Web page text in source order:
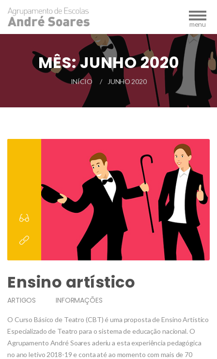
MÊS:JUNHO 2020
INÍCIO JUNHO 2020
Ensino artístico
ARTIGOS INFORMAÇÕES
O Curso Básico de Teatro (CBT) é uma proposta de Ensino Artístico
Especializado de Teatro para o sistema de educação nacional. O
Agrupamento André Soares aderiu a esta experiência pedagógica
no ano letivo 2018-19 e conta até ao momento com mais de 70